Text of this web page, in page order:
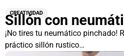
CREATIVIDAD
Sillón con
¡No tires tu neumático pinchado!
práctico sillón rustico…